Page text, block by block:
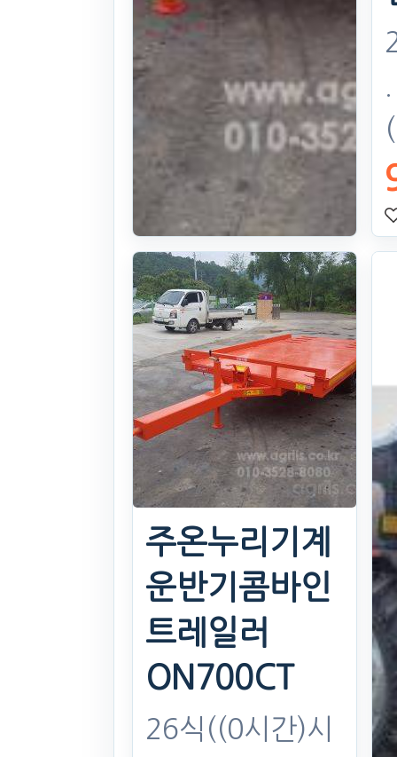
콤바인용 트레
일러 지게차
쌍타이어
26식((0시간)시
간)
. 106일 전
(881)
450 만원
찜하기
주온누리기계
운반기콤바인
트레일러
ON700CT
26식((0시간)시